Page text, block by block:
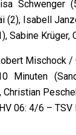
Schwenger
(2), Isabell
Sabine Krüger,
Mischock /
Minuten
Christian
06: 4/6 –